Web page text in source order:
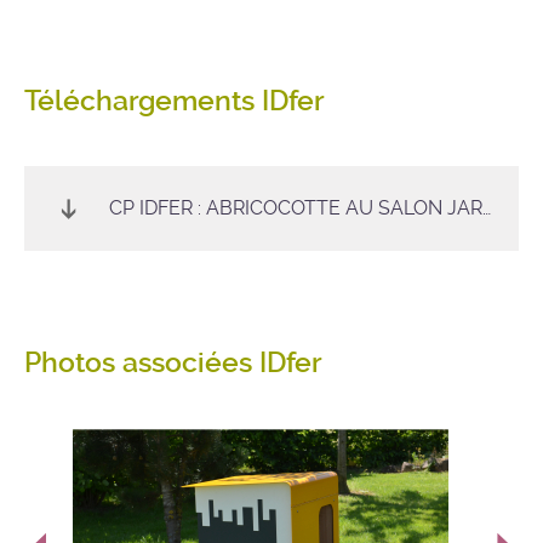
Téléchargements IDfer
CP IDFER : ABRICOCOTTE AU SALON JARDINS JARDIN
Photos associées IDfer